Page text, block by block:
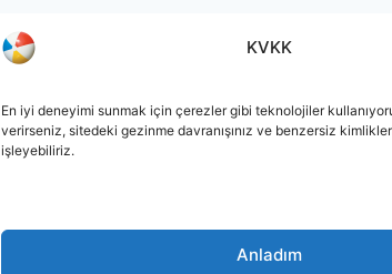
KVKK
En iyi deneyimi sunmak için çerezler gibi teknolojiler
verirseniz, sitedeki gezinme davranışınız ve benzersiz
işleyebiliriz.
Anladım